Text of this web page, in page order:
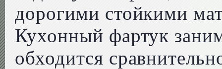
дорогими стойкими
Кухонный фартук
обходится